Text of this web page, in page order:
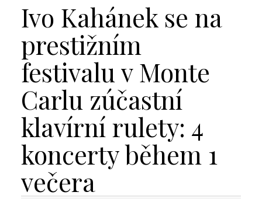
Ivo Kahánek se na
prestižním
festivalu v Monte
Carlu zúčastní
klavírní rulety: 4
koncerty během 1
večera